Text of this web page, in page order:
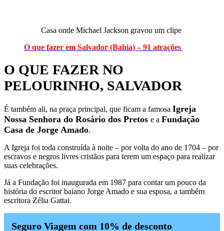
Casa onde Michael Jackson gravou um clipe
O que fazer em Salvador (Bahia) – 91 atrações
O QUE FAZER NO
PELOURINHO, SALVADOR
É também ali, na praça principal, que ficam a famosa Igreja
Nossa Senhora do Rosário dos Pretos e a Fundação
Casa de Jorge Amado.
A Igreja foi toda construída à noite – por volta do ano de 1704 – por
escravos e negros livres cristãos para terem um espaço para realizar
suas celebrações.
Já a Fundação foi inaugurada em 1987 para contar um pouco da
história do escritor baiano Jorge Amado e sua esposa, a também
escritora Zélia Gattai.
Seguro Viagem com 10% de desconto